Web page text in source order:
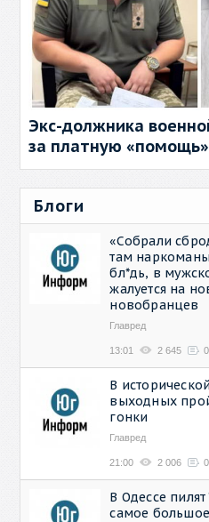
Экс-должника
за платную
Блоги
«Собрали
там
бл*дь, в
жалуется на
новобранцев
Главред
13:01 2 645 0
В
выходных
гонки
Главред
21:00 2 006 0
В Одессе
самое